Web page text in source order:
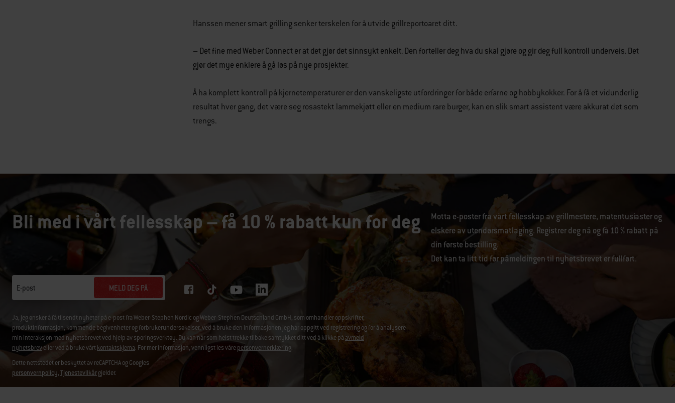
Hanssen mener smart grilling senker terskelen for å utvide grillreportoaret ditt.
– Det fine med Weber Connect er at det gjør det sinnsykt enkelt. Den forteller deg hva du skal gjøre og gir deg full kontroll underveis. Det
gjør det mye enklere å gå løs på nye prosjekter.
Å ha komplett kontroll på kjernetemperaturer er den vanskeligste utfordringer for både erfarne og hobbykokker. For å få et vidunderlig
resultat hver gang, det være seg rosastekt lammekjøtt eller en medium rare burger, kan en slik smart assistent være akkurat det som
trengs.
Bli med i vårt fellesskap – få 10 % rabatt kun for deg
Motta e-poster fra vårt fellesskap av grillmestere, matentusiaster og
elskere av utendørsmatlaging. Registrer deg nå og få 10 % rabatt på
din første bestilling.
Det kan ta litt tid før påmeldingen til nyhetsbrevet er fullført.
E-post MELD DEG PÅ
Ja, jeg ønsker å få tilsendt nyheter på e-post fra Weber-Stephen Nordic og Weber-Stephen Deutschland GmbH, som omhandler oppskrifter,
produktinformasjon, kommende begivenheter og forbrukerundersøkelser, ved å bruke den informasjonen jeg har oppgitt ved registrering og for å analysere
min interaksjon med nyhetsbrevet ved hjelp av sporingsverktøy. Du kan når som helst trekke tilbake samtykket ditt ved å klikke påavmeld
nyhetsbreveller ved å bruke vårtkontaktskjema. For mer informasjon, vennligst les vårepersonvernerklæring.
Dette nettstedet er beskyttet av reCAPTCHA og Googles
personvernpolicy.Tjenestevilkårgjelder.